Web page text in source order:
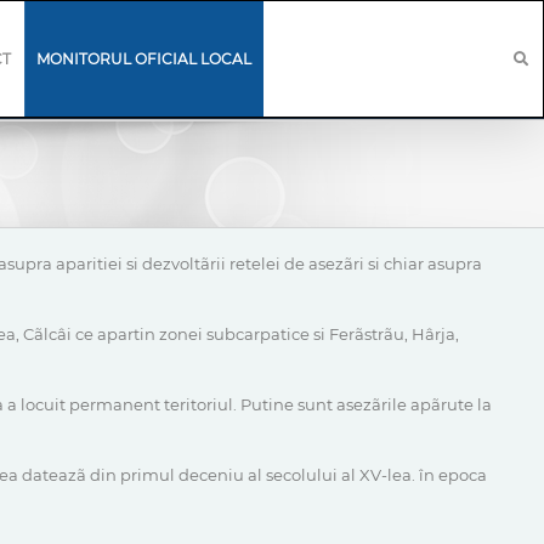
MONITORUL OFICIAL LOCAL
aparitiei si dezvoltãrii retelei de asezãri si chiar asupra
Cãlcâi ce apartin zonei subcarpatice si Ferãstrãu, Hârja,
locuit permanent teritoriul. Putine sunt asezãrile apãrute la
dateazã din primul deceniu al secolului al XV-lea. în epoca